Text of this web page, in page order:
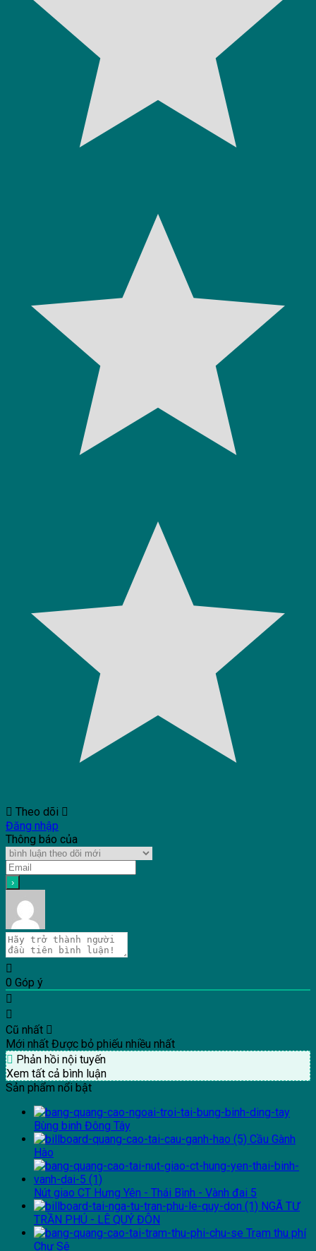
Theo dõi
Đăng nhập
Thông báo của
0 Góp ý
Cũ nhất
Mới nhất Được bỏ phiếu nhiều nhất
Phản hồi nội tuyến
Xem tất cả bình luận
Sản phẩm nổi bật
Bùng binh Đông Tây
Cầu Gành
Hào
Nút giao CT Hưng Yên - Thái Bình - Vành đai 5
NGÃ TƯ
TRẦN PHÚ - LÊ QUÝ ĐÔN
Trạm thu phí
Chư Sê